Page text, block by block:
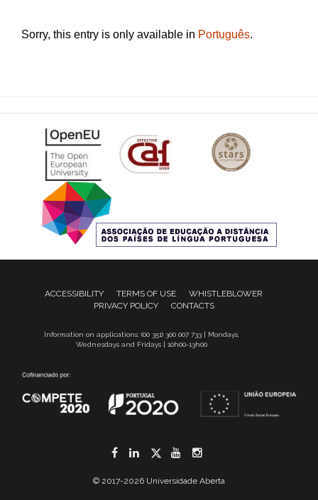
Sorry, this entry is only available in Português.
ACCESSIBILITY TERMS OF USE
WHISTLEBLOWER
PRIVACY POLICY
CONTACTS
Information on applications: (00 351) 300 007 733 | Mondays,
Wednesdays and Fridays | 10h00-13h00
Facebook
LinkedIn
Twitter
YouTube
© 2017-2026 Universidade Aberta